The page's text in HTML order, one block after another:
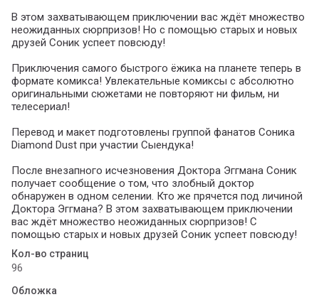
В этом захватывающем приключении вас ждёт множество
неожиданных сюрпризов! Но с помощью старых и новых
друзей Соник успеет повсюду!
Приключения самого быстрого ёжика на планете теперь в
формате комикса! Увлекательные комиксы с абсолютно
оригинальными сюжетами не повторяют ни фильм, ни
телесериал!
Перевод и макет подготовлены группой фанатов Соника
Diamond Dust при участии Сыендука!
После внезапного исчезновения Доктора Эггмана Соник
получает сообщение о том, что злобный доктор
обнаружен в одном селении. Кто же прячется под личиной
Доктора Эггмана? В этом захватывающем приключении
вас ждёт множество неожиданных сюрпризов! С
помощью старых и новых друзей Соник успеет повсюду!
Кол-во страниц
96
Обложка